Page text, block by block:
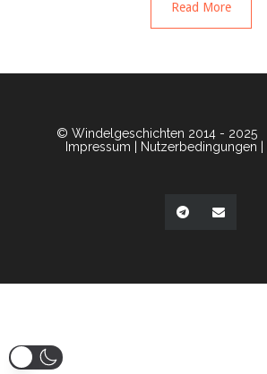
Read More
© Windelgeschichten 2014 - 2025
Impressum
Nutzerbedingungen